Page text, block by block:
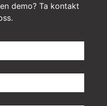
demo? Ta kontakt